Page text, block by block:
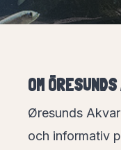
OM ÖRESUNDS
Øresunds
och informativ